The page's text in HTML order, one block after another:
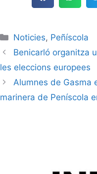
Noticies, Peñíscola
Benicarló organitza
les eleccions europees
Alumnes de Gasma
marinera de Peníscola